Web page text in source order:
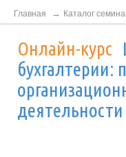
Главная Каталог
Онлайн-курс
деятельности